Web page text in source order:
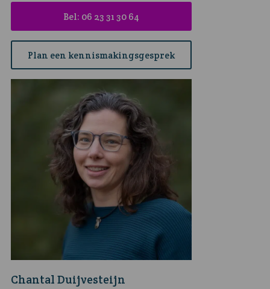
Bel: 06 23 31 30 64
Plan een kennismakingsgesprek
Chantal Duijvesteijn